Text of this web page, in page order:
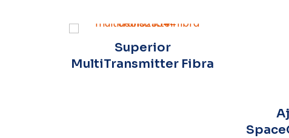
Superior
MultiTransmitter Fibra